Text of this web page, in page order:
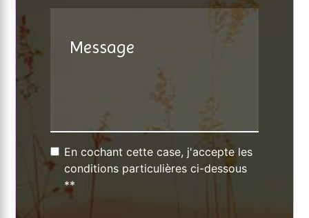
En cochant cette case, j'accepte les
conditions particulières ci-dessous
**